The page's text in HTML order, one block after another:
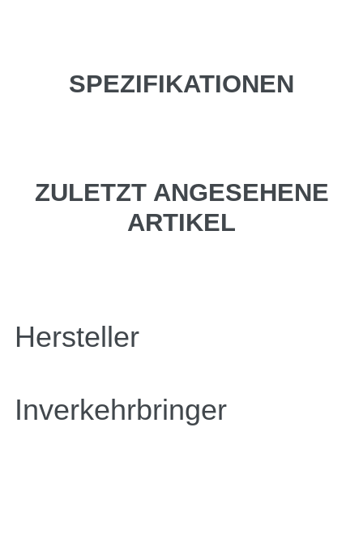
SPEZIFIKATIONEN
ZULETZT ANGESEHENE
ARTIKEL
Hersteller
Inverkehrbringer